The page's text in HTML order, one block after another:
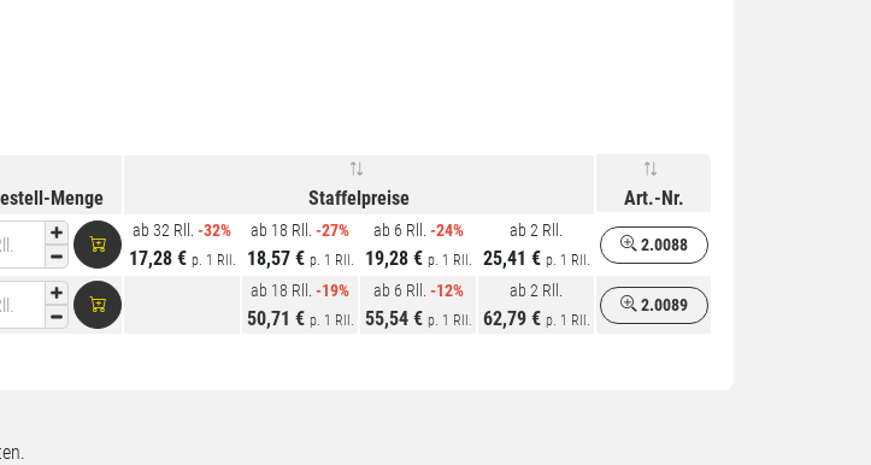
Menge Staffelpreise
Art.-Nr.
ab 32 Rll. -32%
17,28 € p. 1 Rll.
ab 18 Rll. -27%
18,57 € p. 1 Rll.
ab 6 Rll. -24%
19,28 € p. 1 Rll.
ab 2 Rll.
25,41 € p. 1 Rll.
2.0088
ab 18 Rll. -19%
50,71 € p. 1 Rll.
ab 6 Rll. -12%
55,54 € p. 1 Rll.
ab 2 Rll.
62,79 € p. 1 Rll.
2.0089